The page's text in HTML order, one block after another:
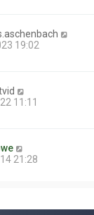
19:02
11:11
21:28